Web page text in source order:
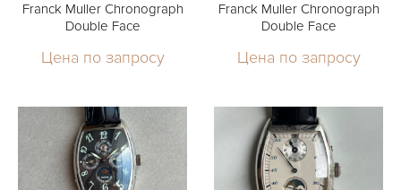
Franck Muller Chronograph
Double Face
Цена по запросу
Franck Muller Chronograph
Double Face
Цена по запросу